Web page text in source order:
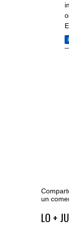
un
Ir al
LO +